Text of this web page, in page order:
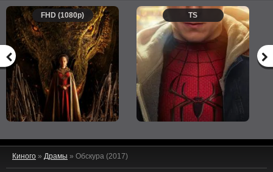
FHD (1080p) TS
Киного » Драмы » Обскура (2017)